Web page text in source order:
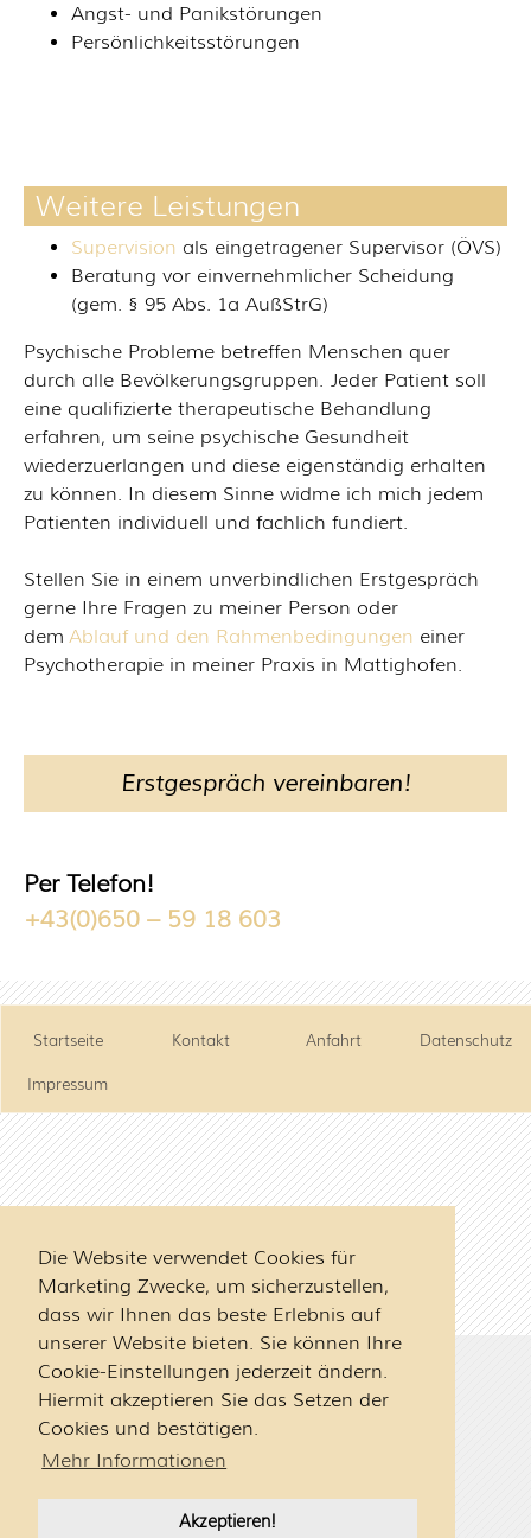
Die Website verwendet Cookies für
Marketing Zwecke, um sicherzustellen,
dass wir Ihnen das beste Erlebnis auf
unserer Website bieten. Sie können Ihre
Cookie-Einstellungen jederzeit ändern.
Hiermit akzeptieren Sie das Setzen der
Cookies und bestätigen.
Mehr Informationen
Akzeptieren!
Angst- und Panikstörungen
Persönlichkeitsstörungen
Weitere Leistungen
Supervision als eingetragener Supervisor (ÖVS)
Beratung vor einvernehmlicher Scheidung
(gem. § 95 Abs. 1a AußStrG)
Psychische Probleme betreffen Menschen quer
durch alle Bevölkerungsgruppen. Jeder Patient soll
eine qualifizierte therapeutische Behandlung
erfahren, um seine psychische Gesundheit
wiederzuerlangen und diese eigenständig erhalten
zu können. In diesem Sinne widme ich mich jedem
Patienten individuell und fachlich fundiert.
Stellen Sie in einem unverbindlichen Erstgespräch
gerne Ihre Fragen zu meiner Person oder
dem Ablauf und den Rahmenbedingungen einer
Psychotherapie in meiner Praxis in Mattighofen.
Erstgespräch vereinbaren!
Per Telefon!
+43(0)650 – 59 18 603
Startseite Kontakt Anfahrt Datenschutz
Impressum
Psychotherapie in Mattighofen
Mag. Julian Mayr, MSc
Stadtplatz 18 Top 12
5230 Mattighofen
info@psychologie-braunau.at